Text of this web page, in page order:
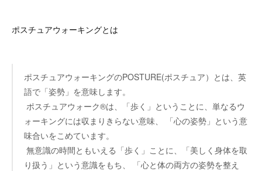
ポスチュアウォーキングとは
ポスチュアウォーキングのPOSTURE(ポスチュア）とは、英
語で「姿勢」を意味します。
ポスチュアウォーク®は、「歩く」ということに、単なるウ
ォーキングには収まりきらない意味、 「心の姿勢」という意
味合いをこめています。
無意識の時間ともいえる「歩く」ことに、「美しく身体を取
り扱う」という意識をもち、 「心と体の両方の姿勢を整え